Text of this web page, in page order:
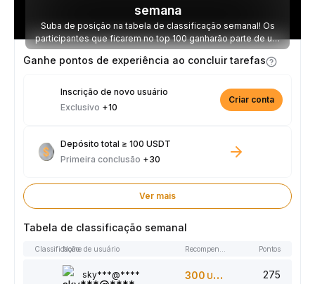
semana
Suba de posição na tabela de classificação semanal! Os
participantes que ficarem no top 100 ganharão parte de um
prêmio de 2.500 USDT toda semana.
Ganhe pontos de experiência ao concluir tarefas
Inscrição de novo usuário
Exclusivo +10
Criar conta
Depósito total ≥ 100 USDT
Primeira conclusão +30
Ver mais
Tabela de classificação semanal
ClassificaçãoNome de usuário Pontos
sky***@**** 300 USDT 275